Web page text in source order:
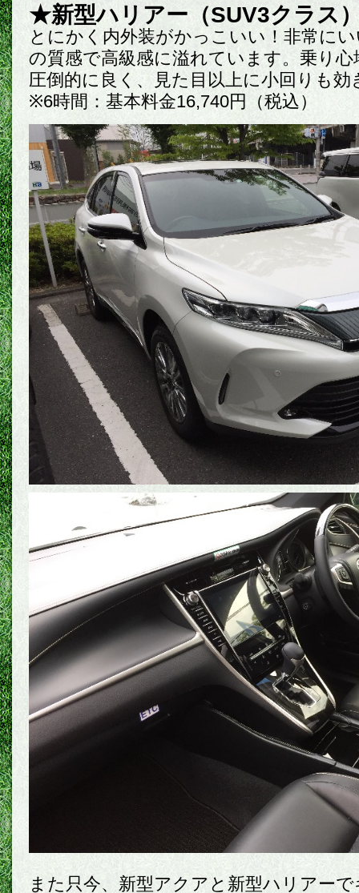
★新型ハリアー（SUV3クラス
とにかく内外装がかっこいい！非常に
の質感で高級感に溢れています。乗り
圧倒的に良く、見た目以上に小回りも効
※6時間：基本料金16,740円（税込）
また只今、新型アクアと新型ハリアー